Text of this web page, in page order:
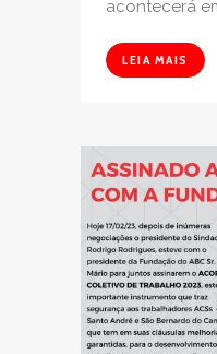
acontecerá
LEIA MAIS